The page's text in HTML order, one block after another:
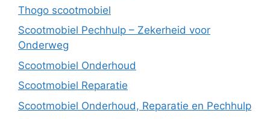
Thogo scootmobiel
Scootmobiel Pechhulp – Zekerheid voor
Onderweg
Scootmobiel Onderhoud
Scootmobiel Reparatie
Scootmobiel Onderhoud, Reparatie en Pechhulp